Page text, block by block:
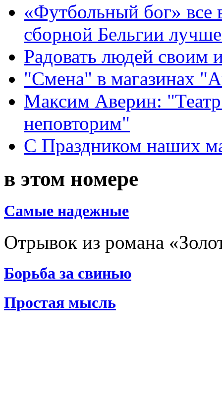
«Футбольный бог» все
сборной Бельгии
Радовать людей своим
"Смена" в магазинах
Максим Аверин:
неповторим"
С Праздником наших
в этом номере
Самые надежные
Отрывок из романа
Борьба за свинью
Простая мысль